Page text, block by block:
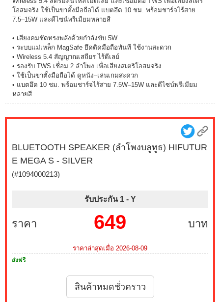
โอสมจริง ใช้เป็นขาตั้งมือถือได้ แบตอึด 10 ชม. พร้อมชาร์จไร้สาย
7.5–15W และดีไซน์พรีเมียมหลายสี
• เสียงคมชัดทรงพลังด้วยกำลังขับ 5W
• ระบบแม่เหล็ก MagSafe ยึดติดมือถือทันที ใช้งานสะดวก
• Wireless 5.4 สัญญาณเสถียร ไร้ดีเลย์
• รองรับ TWS เชื่อม 2 ลำโพง เพื่อเสียงสเตริโอสมจริง
• ใช้เป็นขาตั้งมือถือได้ ดูหนัง–เล่นเกมสะดวก
• แบตอึด 10 ชม. พร้อมชาร์จไร้สาย 7.5W–15W และดีไซน์พรีเมียม
หลายสี
BLUETOOTH SPEAKER (ลำโพงบลูทูธ) HIFUTUR
E MEGA S - SILVER
(#1094000213)
รับประกัน 1 - Y
ราคา บาท
649
ราคาล่าสุดเมื่อ 2026-08-09
ส่งฟรี
สินค้าหมดชั่วคราว